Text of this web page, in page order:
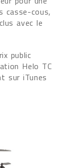
casse-cous,
avec le
public
Helo TC
sur iTunes